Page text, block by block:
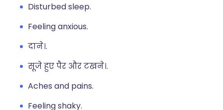
Disturbed sleep.
Feeling anxious.
दाने।.
सूजे हुए पैर और टखने।.
Aches and pains.
Feeling shaky.